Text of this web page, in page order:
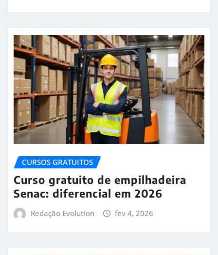
CURSOS GRATUITOS
Curso gratuito de empilhadeira
Senac: diferencial em 2026
Redação Evolution fev 4, 2026